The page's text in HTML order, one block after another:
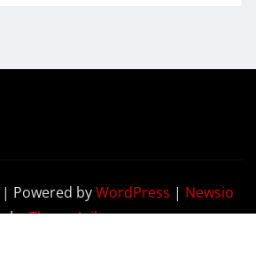
Powered byWordPress | Newsio
byThemeArile